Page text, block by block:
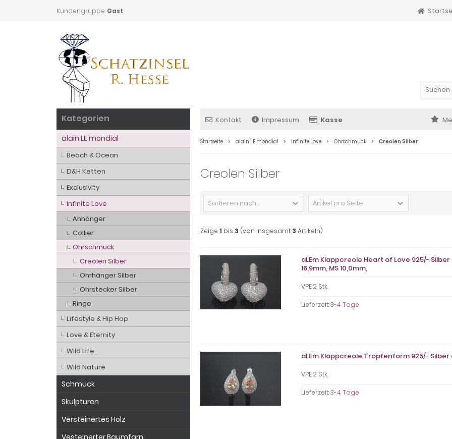
Kundengruppe: Gast
Kontakt Impressum Kasse
Startseite alain LE mondial Infinite Love Ohrschmuck Creolen Silber
Creolen Silber
Sortieren nach ... Artikel pro Seite
Zeige 1 bis 3 (von insgesamt 3 Artikeln)
aLEm Klappcreole Heart of Love 925/-
16,9mm, MS 10,0mm,
VPE 2 Stk.
Lieferzeit:3-4 Tage
aLEm Klappcreole Tropfenform 925/- Silber
VPE 2 Stk.
Lieferzeit:3-4 Tage
Kategorien
alain LE mondial
Beach & Ocean
D&H Ketten
Exclusivity
Infinite Love
Anhänger
Collier
Ohrschmuck
Creolen Silber
Ohrhänger Silber
Ohrstecker Silber
Ringe
Lifestyle & Hip Hop
Love & Eternity
Wild Life
Wild Nature
Schmuck
Skulpturen
Versteinertes Holz
Vesteinerter Baumfarn